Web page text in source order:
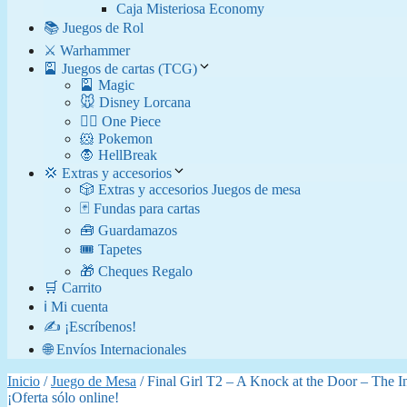
Caja Misteriosa Economy
📚 Juegos de Rol
⚔️ Warhammer
🎴 Juegos de cartas (TCG)
🎴 Magic
🐭 Disney Lorcana
🏴‍☠️ One Piece
🐹 Pokemon
🧛​ HellBreak
💢 Extras y accesorios
🎲 Extras y accesorios Juegos de mesa
🃏 Fundas para cartas
🧰 Guardamazos
🎟️ Tapetes
🎁 Cheques Regalo
🛒 Carrito
ℹ️ Mi cuenta
✍️ ¡Escríbenos!
🌐 Envíos Internacionales
Inicio /Juego de Mesa / Final Girl T2 – A Knock at the Door – The
¡Oferta sólo online!